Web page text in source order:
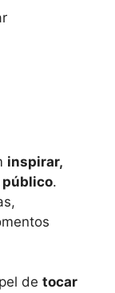
inspirar,
público.
de tocar